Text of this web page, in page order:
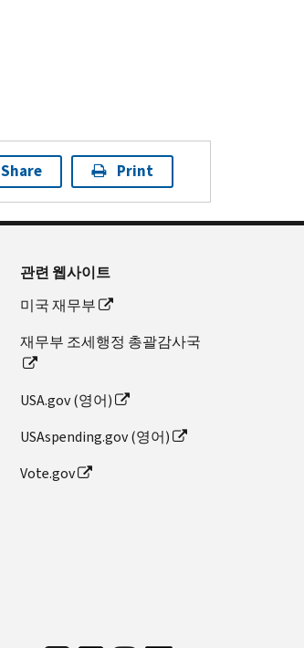
Share Print
관련 웹사이트
미국 재무부
재무부 조세행정 총괄감사국
USA.gov (영어)
USAspending.gov (영어)
Vote.gov